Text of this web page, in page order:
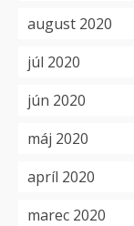
august 2020
júl 2020
jún 2020
máj 2020
apríl 2020
marec 2020